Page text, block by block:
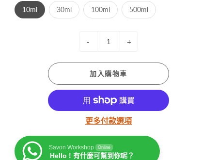
10ml 30ml 100ml 500ml
- +
加入購物車
更多付款選項
Savon Workshop Online
Hello ! 有什麼可幫到你呢？